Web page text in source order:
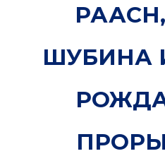
ШУБИНА